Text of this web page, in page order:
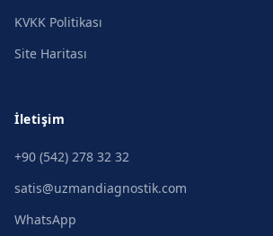
KVKK Politikası
Site Haritası
İletişim
+90 (542) 278 32 32
satis@uzmandiagnostik.com
WhatsApp